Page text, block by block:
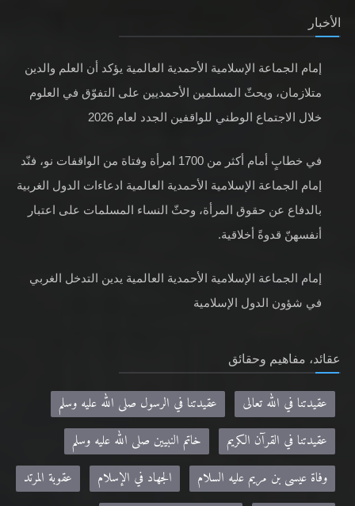
الأخبار
إمام الجماعة الإسلامية الأحمدية العالمية يؤكد أن العلم والدين
متلازمان، ويحثّ المسلمين الأحمديين على التفوّق في العلوم
خلال الاجتماع الوطني للواقفين الجدد لعام 2026
في خطابٍ أمام أكثر من 1700 امرأة وفتاة من الواقفات نو، فنّد
إمام الجماعة الإسلامية الأحمدية العالمية ادعاءات الدول الغربية
بالدفاع عن حقوق المرأة، وحثّ النساء المسلمات على اعتبار
أنفسهنّ قدوةً أخلاقية.
إمام الجماعة الإسلامية الأحمدية العالمية يدين التدخل الغربي
في شؤون الدول الإسلامية
عقائد، مفاهيم وحقائق
عقيدتنا في الله تعالى
عقيدتنا في الرسول صلى الله عليه وسلم
عقيدتنا في القرآن الكريم
خاتم النبيين صلى الله عليه وسلم
وفاة عيسى بن مريم عليه السلام
الجهاد في الإسلام
عقوبة المرتد